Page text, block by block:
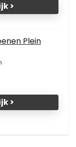
>
Plein
>